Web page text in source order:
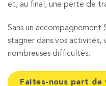
et, au final, une perte de
Sans un accompagnement
stagner dans vos activités,
nombreuses difficultés.
Faites-nous part